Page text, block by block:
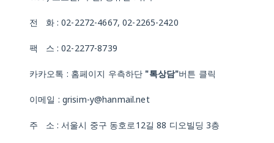
전 화 : 02-2272-4667, 02-2265-2420
팩 스 : 02-2277-8739
카카오톡 : 홈페이지 우측하단 "톡상담"버튼 클릭
이메일 : grisim-y@hanmail.net
주 소 : 서울시 중구 동호로12길 88 디오빌딩 3층